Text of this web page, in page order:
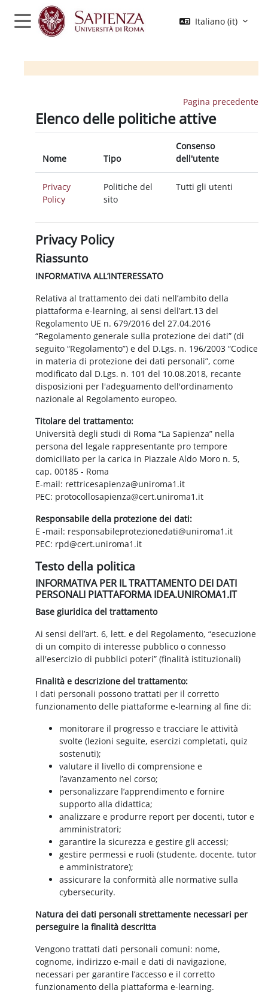
Vai al contenuto principale
Pannello laterale
Italiano ‎(it)‎
Pagina precedente
Elenco delle politiche attive
Nome Tipo
Consenso
dell'utente
Privacy
Policy
Politiche del
sito
Tutti gli utenti
Privacy Policy
Riassunto
INFORMATIVA ALL’INTERESSATO
Relativa al trattamento dei dati nell’ambito della
piattaforma e-learning, ai sensi dell’art.13 del
Regolamento UE n. 679/2016 del 27.04.2016
“Regolamento generale sulla protezione dei dati” (di
seguito “Regolamento”) e del D.Lgs. n. 196/2003 “Codice
in materia di protezione dei dati personali”, come
modificato dal D.Lgs. n. 101 del 10.08.2018, recante
disposizioni per l'adeguamento dell'ordinamento
nazionale al Regolamento europeo.
Titolare del trattamento:
Università degli studi di Roma “La Sapienza” nella
persona del legale rappresentante pro tempore
domiciliato per la carica in Piazzale Aldo Moro n. 5,
cap. 00185 - Roma
E-mail: rettricesapienza@uniroma1.it
PEC: protocollosapienza@cert.uniroma1.it
Responsabile della protezione dei dati:
E -mail: responsabileprotezionedati@uniroma1.it
PEC: rpd@cert.uniroma1.it
Testo della politica
INFORMATIVA PER IL TRATTAMENTO DEI DATI
PERSONALI PIATTAFORMA IDEA.UNIROMA1.IT
Base giuridica del trattamento
Ai sensi dell’art. 6, lett. e del Regolamento, “esecuzione
di un compito di interesse pubblico o connesso
all'esercizio di pubblici poteri” (finalità istituzionali)
Finalità e descrizione del trattamento:
I dati personali possono trattati per il corretto
funzionamento delle piattaforme e-learning al fine di:
monitorare il progresso e tracciare le attività
svolte (lezioni seguite, esercizi completati, quiz
sostenuti);
valutare il livello di comprensione e
l’avanzamento nel corso;
personalizzare l’apprendimento e fornire
supporto alla didattica;
analizzare e produrre report per docenti, tutor e
amministratori;
garantire la sicurezza e gestire gli accessi;
gestire permessi e ruoli (studente, docente, tutor
e amministratore);
assicurare la conformità alle normative sulla
cybersecurity.
Natura dei dati personali strettamente necessari per
perseguire la finalità descritta
Vengono trattati dati personali comuni: nome,
cognome, indirizzo e-mail e dati di navigazione,
necessari per garantire l’accesso e il corretto
funzionamento della piattaforma e-learning.